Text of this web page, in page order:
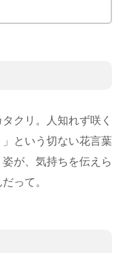
クリ。人知れず咲く
という切ない花言葉
が、気持ちを伝えら
って。